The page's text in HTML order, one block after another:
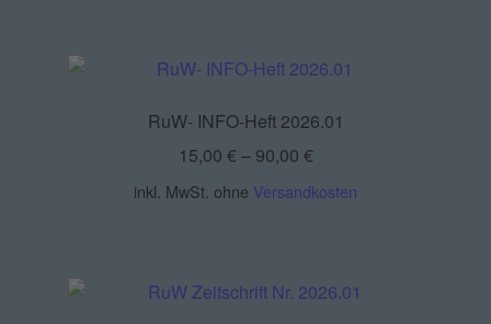
RuW- INFO-Heft 2026.01
15,00 €– 90,00 €
inkl. MwSt. ohne Versandkosten